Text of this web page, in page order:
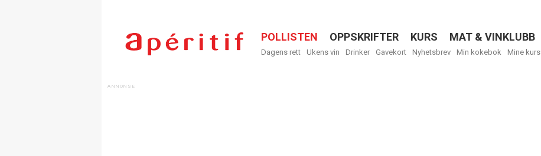
Menu
POLLISTEN OPPSKRIFTER KURS MAT & VINKLUBB
Dagens rett Ukens vin Drinker Gavekort Nyhetsbrev Min kokebok Mine kurs